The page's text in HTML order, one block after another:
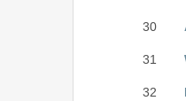
30
31
32